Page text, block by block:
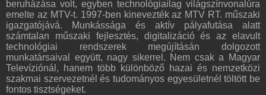
beruházása volt, egyben technológiailag világszínvonalúra
emelte az MTV-t. 1997-ben kinevezték az MTV RT. műszaki
igazgatójává. Munkássága és aktív pályafutása alatt
számtalan műszaki fejlesztés, digitalizáció és az elavult
technológiai rendszerek megújításán dolgozott
munkatársaival együtt, nagy sikerrel. Nem csak a Magyar
Televíziónál, hanem több különböző hazai és nemzetközi
szakmai szervezetnél és tudományos egyesületnél töltött be
fontos tisztségeket.